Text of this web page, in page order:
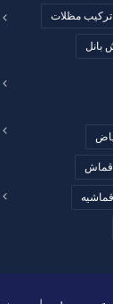
تركيب مظلات
بانل
قماش